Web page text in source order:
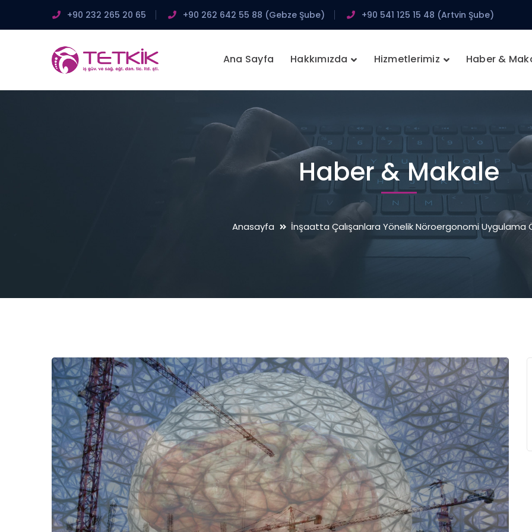
+90 232 265 20 65 +90 262 642 55 88 (Gebze Şube) +90 541 125 15 48 (Artvin Şube)
Ana Sayfa Hakkımızda Hizmetlerimiz Haber &
Haber & Makale
Anasayfa İnşaatta Çalışanlara Yönelik Nöroergonomi Uygulama